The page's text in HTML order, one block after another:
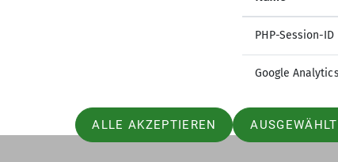
PHP-Session-ID
Google Analytics
ALLE AKZEPTIEREN